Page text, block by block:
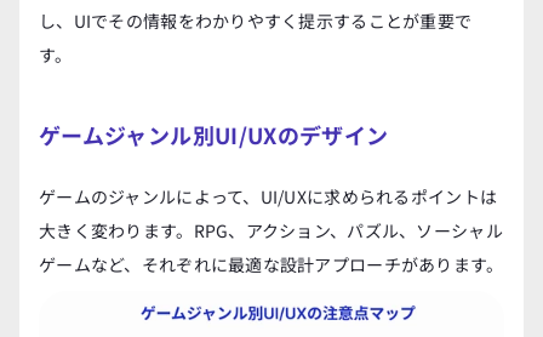
し、UIでその情報をわかりやすく提示することが重要で
す。
ゲームジャンル別UI/UXのデザイン
ゲームのジャンルによって、UI/UXに求められるポイントは
大きく変わります。RPG、アクション、パズル、ソーシャル
ゲームなど、それぞれに最適な設計アプローチがあります。